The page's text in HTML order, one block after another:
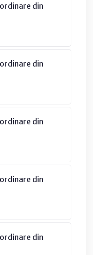
din
din
din
din
din